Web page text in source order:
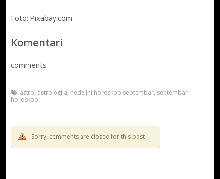
Foto: Pixabay.com
Komentari
comments
astro, astrologija, nedeljni horoskop septembar, septembar
horoskop
Sorry, comments are closed for this post